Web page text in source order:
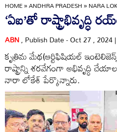
HOME»ANDHRA PRADESH»NARA
‘ఏఐ’తో రాష్ట్రాభివృద్ధి
ABN, Publish Date - Oct 27 , 2024
కృత్రిమ మేథ(ఆర్టిఫిషియల్‌
రాష్ట్రాన్ని శరవేగంగా అభివృద్ధి
నారా లోకేశ్‌ పేర్కొన్నారు.